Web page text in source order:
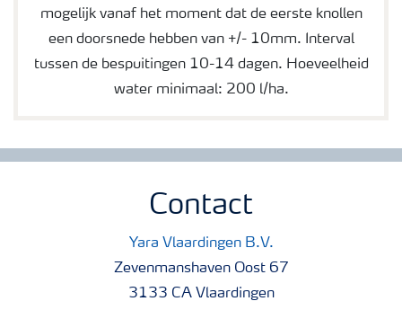
mogelijk vanaf het moment dat de eerste knollen
een doorsnede hebben van +/- 10mm. Interval
tussen de bespuitingen 10-14 dagen. Hoeveelheid
water minimaal: 200 l/ha.
Contact
Yara Vlaardingen B.V.
Zevenmanshaven Oost 67
3133 CA Vlaardingen